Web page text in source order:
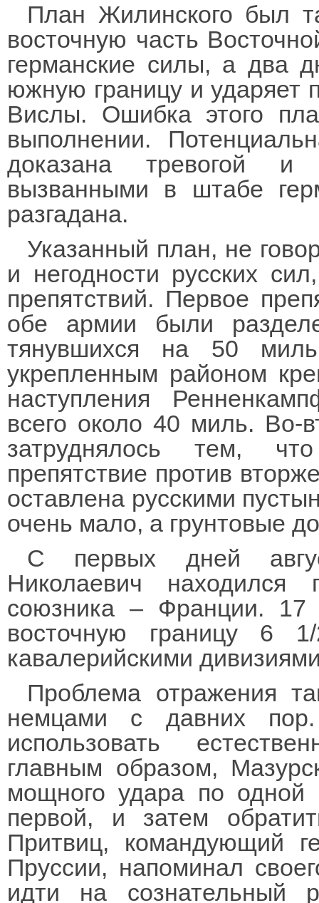
План Жилинского был
восточную часть
германские силы, а два
южную границу и ударяет
Вислы. Ошибка этого
выполнении.
доказана тревогой
вызванными в штабе
разгадана.
Указанный план, не
и негодности русских
препятствий. Первое
обе армии были
тянувшихся на 50
укрепленным районом
наступления
всего около 40 миль. Во-
затруднялось тем,
препятствие против
оставлена русскими
очень мало, а грунтовые
С первых дней
Николаевич находился
союзника – Франции. 17
восточную границу 6
кавалерийскими
Проблема отражения
немцами с давних
использовать
главным образом,
мощного удара по одной
первой, и затем
Притвиц, командующий
Пруссии, напоминал
идти на сознательный